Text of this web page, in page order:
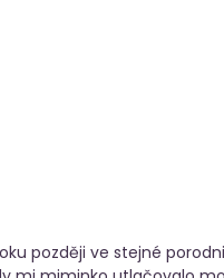
později ve stejné